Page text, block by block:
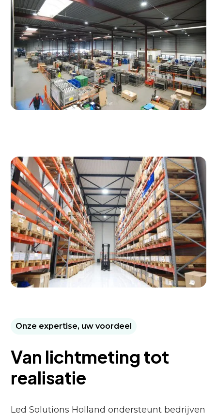
Onze expertise, uw voordeel
Van lichtmeting tot
realisatie
Led Solutions Holland ondersteunt bedrijven